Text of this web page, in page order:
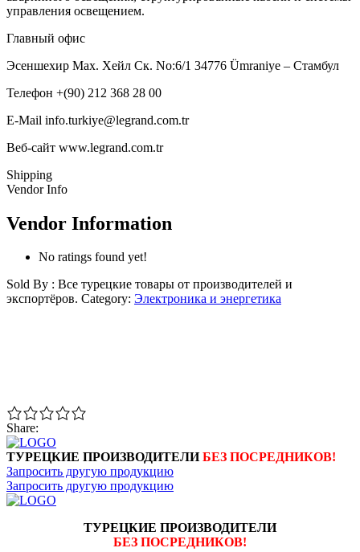
управления освещением.
Главный офис
Эсеншехир Мах. Хейл Ск. No:6/1 34776 Ümraniye – Стамбул
Телефон +(90) 212 368 28 00
E-Mail info.turkiye@legrand.com.tr
Веб-сайт www.legrand.com.tr
Shipping
Vendor Info
Vendor Information
No ratings found yet!
Sold By : Все турецкие товары от производителей и
экспортёров. Category: Электроника и энергетика
Share:
ТУРЕЦКИЕ ПРОИЗВОДИТЕЛИБЕЗ ПОСРЕДНИКОВ!
Запросить другую продукцию
Запросить другую продукцию
ТУРЕЦКИЕ ПРОИЗВОДИТЕЛИ
БЕЗ ПОСРЕДНИКОВ!